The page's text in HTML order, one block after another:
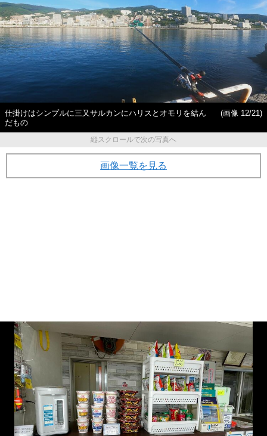
仕掛けはシンプルに三又サルカンにハリスとオモリを結ん
だもの
(画像 12/21)
縦スクロールで次の写真へ
画像一覧を見る